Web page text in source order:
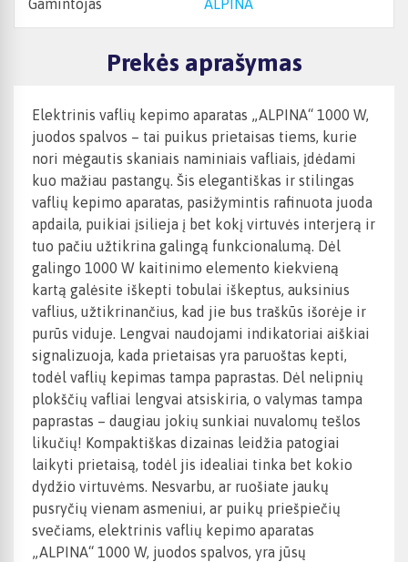
Gamintojas ALPINA
Prekės aprašymas
Elektrinis vaflių kepimo aparatas „ALPINA“ 1000 W,
juodos spalvos – tai puikus prietaisas tiems, kurie
nori mėgautis skaniais naminiais vafliais, įdėdami
kuo mažiau pastangų. Šis elegantiškas ir stilingas
vaflių kepimo aparatas, pasižymintis rafinuota juoda
apdaila, puikiai įsilieja į bet kokį virtuvės interjerą ir
tuo pačiu užtikrina galingą funkcionalumą. Dėl
galingo 1000 W kaitinimo elemento kiekvieną
kartą galėsite iškepti tobulai iškeptus, auksinius
vaflius, užtikrinančius, kad jie bus traškūs išorėje ir
purūs viduje. Lengvai naudojami indikatoriai aiškiai
signalizuoja, kada prietaisas yra paruoštas kepti,
todėl vaflių kepimas tampa paprastas. Dėl nelipnių
plokščių vafliai lengvai atsiskiria, o valymas tampa
paprastas – daugiau jokių sunkiai nuvalomų tešlos
likučių! Kompaktiškas dizainas leidžia patogiai
laikyti prietaisą, todėl jis idealiai tinka bet kokio
dydžio virtuvėms. Nesvarbu, ar ruošiate jaukų
pusryčių vienam asmeniui, ar puikų priešpiečių
svečiams, elektrinis vaflių kepimo aparatas
„ALPINA“ 1000 W, juodos spalvos, yra jūsų